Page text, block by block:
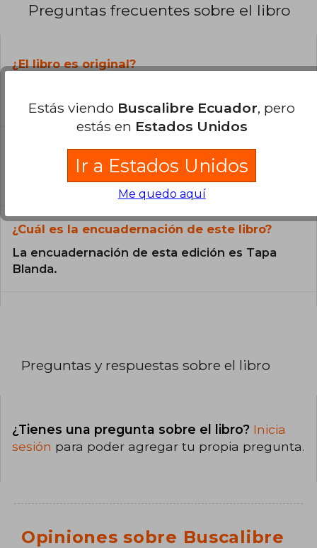
Preguntas frecuentes sobre el libro
¿El libro es original?
catálogo son Originales.
El libro está escrito en Español.
¿Cuál es la encuadernación de este libro?
La encuadernación de esta edición es Tapa
Blanda.
Preguntas y respuestas sobre el libro
¿Tienes una pregunta sobre el libro? Inicia
sesión para poder agregar tu propia pregunta.
Opiniones sobre Buscalibre
Estás viendo Buscalibre Ecuador, pero
estás en Estados Unidos
Ir a Estados Unidos
Me quedo aquí